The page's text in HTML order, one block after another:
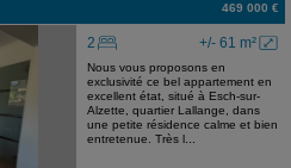
469 000 €
+/- 61 m²
2
Nous vous proposons en
exclusivité ce bel appartement en
excellent état, situé à Esch-sur-
Alzette, quartier Lallange, dans
une petite résidence calme et bien
entretenue. Très l...